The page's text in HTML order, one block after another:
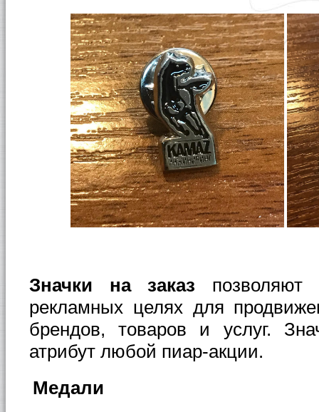
Значки на заказ
рекламных целях для
брендов, товаров и услуг.
атрибут любой пиар-акции.
Медали